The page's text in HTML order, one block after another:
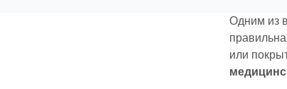
Одним из
или